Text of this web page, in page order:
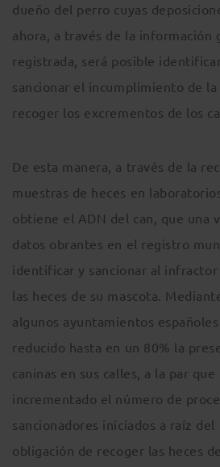
dueño del perro cuyas
ahora, a través de la información
registrada, será posible
sancionar el incumplimiento de
recoger los excrementos de los
De esta manera, a través de la
muestras de heces en
obtiene el ADN del can, que una
datos obrantes en el registro
identificar y sancionar al
las heces de su mascota.
algunos ayuntamientos
reducido hasta en un 80% la
caninas en sus calles, a la par
incrementado el número de
sancionadores iniciados a raíz
obligación de recoger las heces